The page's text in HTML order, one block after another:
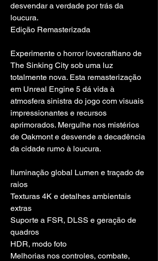
desvendar a verdade por trás da
loucura.
Edição Remasterizada
Experimente o horror lovecraftiano de
The Sinking City sob uma luz
totalmente nova. Esta remasterização
em Unreal Engine 5 dá vida à
atmosfera sinistra do jogo com visuais
impressionantes e recursos
aprimorados. Mergulhe nos mistérios
de Oakmont e desvende a decadência
da cidade rumo à loucura.
Iluminação global Lumen e traçado de
raios
Texturas 4K e detalhes ambientais
extras
Suporte a FSR, DLSS e geração de
quadros
HDR, modo foto
Melhorias nos controles, combate,